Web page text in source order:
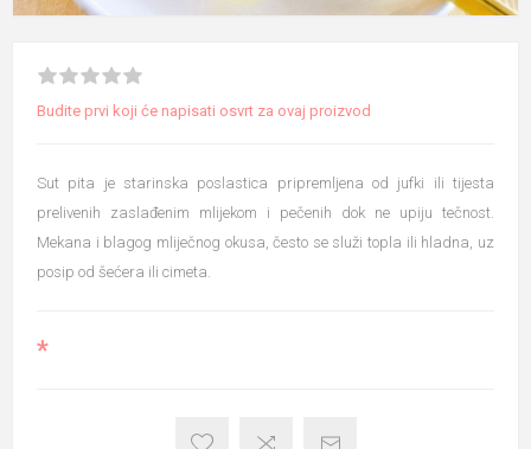
Budite prvi koji će napisati osvrt za ovaj proizvod
Sut pita je starinska poslastica pripremljena od jufki ili tijesta
prelivenih zaslađenim mlijekom i pečenih dok ne upiju tečnost.
Mekana i blagog mliječnog okusa, često se služi topla ili hladna, uz
posip od šećera ili cimeta.
*